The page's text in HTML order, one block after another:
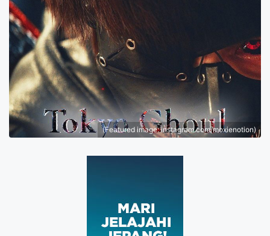
(Featured image: instagram.com/moxienotion)